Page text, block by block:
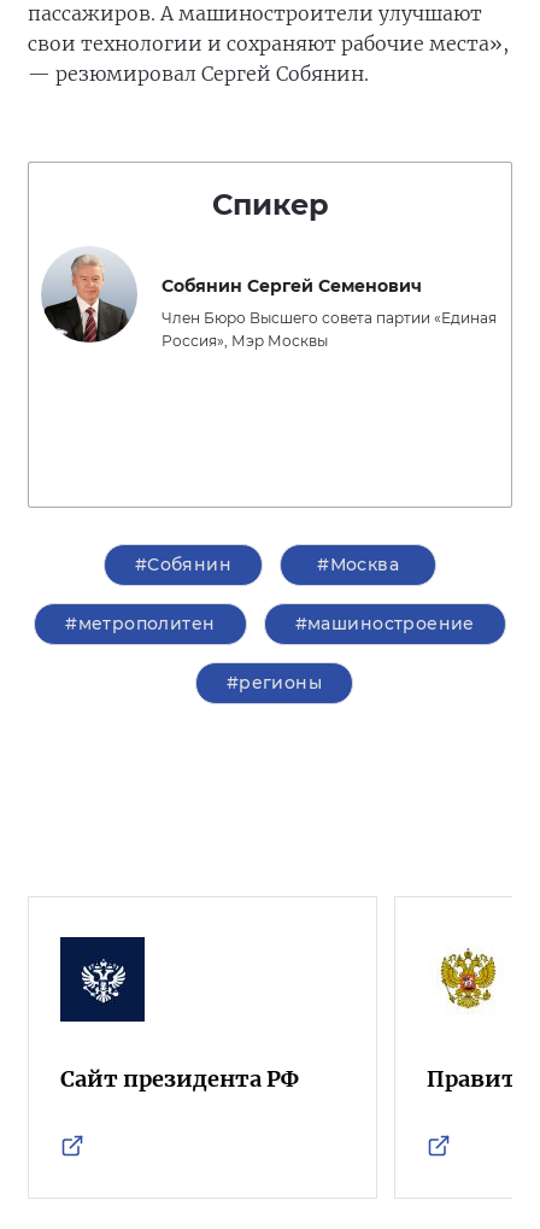
пассажиров. А машиностроители улучшают
свои технологии и сохраняют рабочие места»,
— резюмировал Сергей Собянин.
Спикер
Собянин Сергей Семенович
Член Бюро Высшего совета партии «Единая
Россия», Мэр Москвы
#Собянин #Москва
#метрополитен #машиностроение
#регионы
Сайт президента РФ